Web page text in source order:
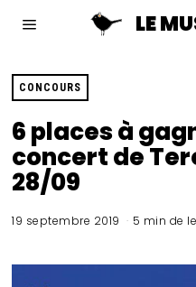
LE
CONCOURS
6 places à
concert de
28/09
19 septembre 2019 5 min de